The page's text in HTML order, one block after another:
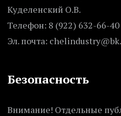
Куделенский О.В.
Телефон: 8 (922) 632-66-40
Эл. почта:
Безопасность
Внимание! Отдельные